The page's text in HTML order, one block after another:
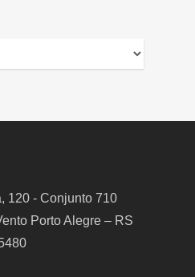
120 - Conjunto 710
Porto Alegre – RS